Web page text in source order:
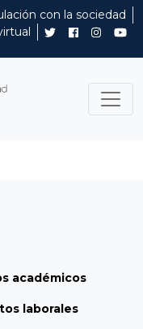
con la sociedad
académicos
laborales